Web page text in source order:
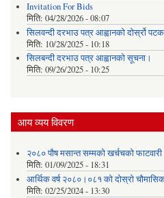
Invitation For Bids
मिति: 04/28/2026 - 08:07
सिलवन्दी दरभाउ पत्र आह्वानको दोर्स्रो
मिति: 10/28/2025 - 10:18
सिलबन्दी दरभाउ पत्र आह्वानको सूचना।
मिति: 09/26/2025 - 10:25
आय व्यय विवरण
२०८० पौष मसान्त सम्मको खर्चचको फाटवारी
मिति: 01/09/2025 - 18:31
आर्थिक वर्ष २०८०।०८१ को दोस्रो
मिति: 02/25/2024 - 13:30